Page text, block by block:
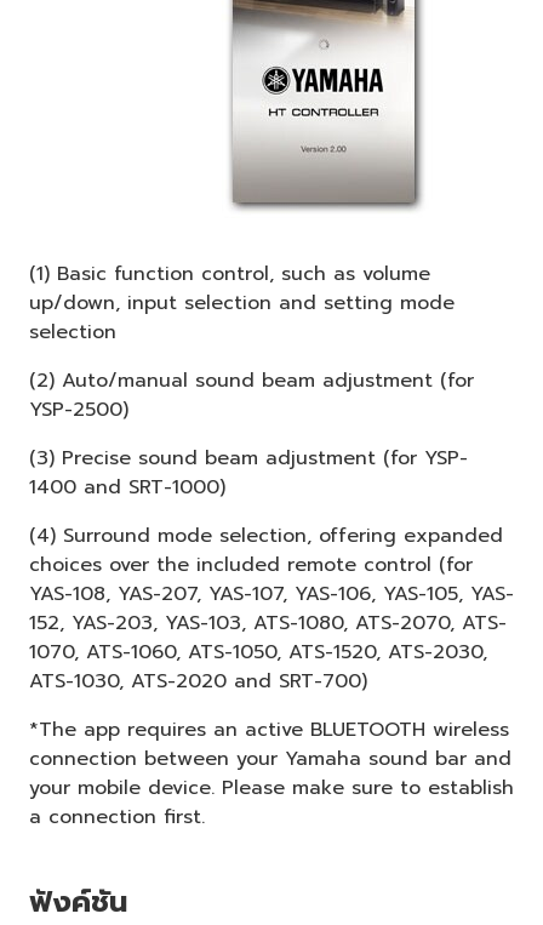
(1) Basic function control, such as volume
up/down, input selection and setting mode
selection
(2) Auto/manual sound beam adjustment (for
YSP-2500)
(3) Precise sound beam adjustment (for YSP-
1400 and SRT-1000)
(4) Surround mode selection, offering expanded
choices over the included remote control (for
YAS-108, YAS-207, YAS-107, YAS-106, YAS-105, YAS-
152, YAS-203, YAS-103, ATS-1080, ATS-2070, ATS-
1070, ATS-1060, ATS-1050, ATS-1520, ATS-2030,
ATS-1030, ATS-2020 and SRT-700)
*The app requires an active BLUETOOTH wireless
connection between your Yamaha sound bar and
your mobile device. Please make sure to establish
a connection first.
ฟังค์ชัน